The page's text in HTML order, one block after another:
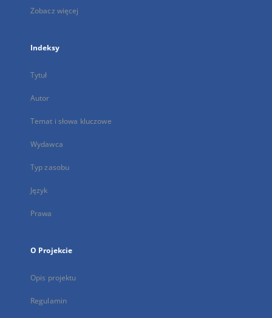
Zobacz więcej
Indeksy
Tytuł
Autor
Temat i słowa kluczowe
Wydawca
Typ zasobu
Język
Prawa
O Projekcie
Opis projektu
Regulamin